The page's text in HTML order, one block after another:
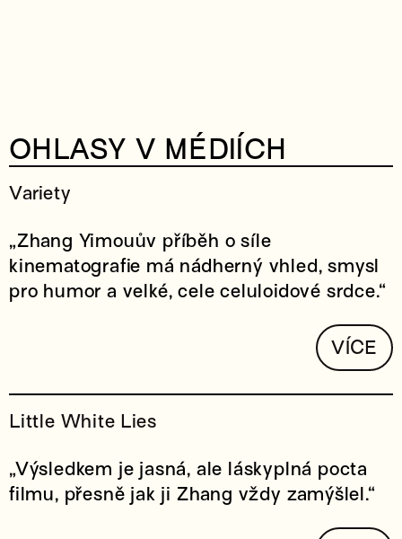
OHLASY V MÉDIÍCH
Variety
VÍCE
„Zhang Yimouův příběh o síle
kinematografie má nádherný vhled, smysl
pro humor a velké, cele celuloidové srdce.“
Little White Lies
„Výsledkem je jasná, ale láskyplná pocta
filmu, přesně jak ji Zhang vždy zamýšlel.“